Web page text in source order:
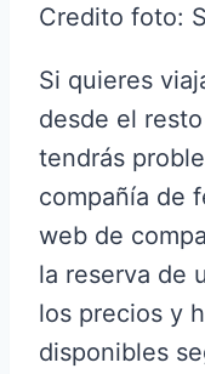
Credito foto:
Si quieres
desde el
tendrás
compañía de
web de
la reserva de
los precios y
disponibles